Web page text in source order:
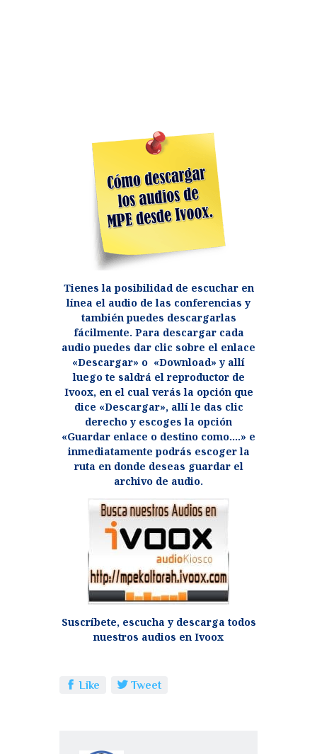
Tienes la posibilidad de escuchar en
línea el audio de las conferencias y
también puedes descargarlas
fácilmente. Para descargar cada
audio puedes dar clic sobre el enlace
«Descargar» o «Download» y allí
luego te saldrá el reproductor de
Ivoox, en el cual verás la opción que
dice «Descargar», allí le das clic
derecho y escoges la opción
«Guardar enlace o destino como….» e
inmediatamente podrás escoger la
ruta en donde deseas guardar el
archivo de audio.
Suscríbete, escucha y descarga todos
nuestros audios en Ivoox
Like Tweet